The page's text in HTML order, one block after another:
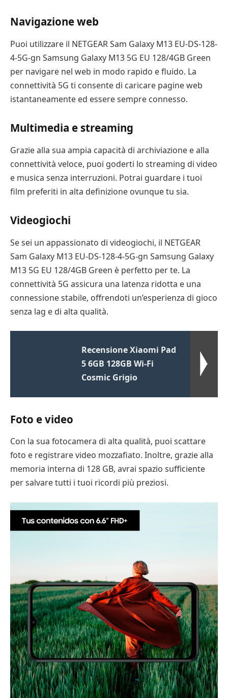
Navigazione web
Puoi utilizzare il NETGEAR Sam Galaxy M13 EU-DS-128-
4-5G-gn Samsung Galaxy M13 5G EU 128/4GB Green
per navigare nel web in modo rapido e fluido. La
connettività 5G ti consente di caricare pagine web
istantaneamente ed essere sempre connesso.
Multimedia e streaming
Grazie alla sua ampia capacità di archiviazione e alla
connettività veloce, puoi goderti lo streaming di video
e musica senza interruzioni. Potrai guardare i tuoi
film preferiti in alta definizione ovunque tu sia.
Videogiochi
Se sei un appassionato di videogiochi, il NETGEAR
Sam Galaxy M13 EU-DS-128-4-5G-gn Samsung Galaxy
M13 5G EU 128/4GB Green è perfetto per te. La
connettività 5G assicura una latenza ridotta e una
connessione stabile, offrendoti un’esperienza di gioco
senza lag e di alta qualità.
Recensione Xiaomi Pad
5 6GB 128GB Wi-Fi
Cosmic Grigio
Foto e video
Con la sua fotocamera di alta qualità, puoi scattare
foto e registrare video mozzafiato. Inoltre, grazie alla
memoria interna di 128 GB, avrai spazio sufficiente
per salvare tutti i tuoi ricordi più preziosi.